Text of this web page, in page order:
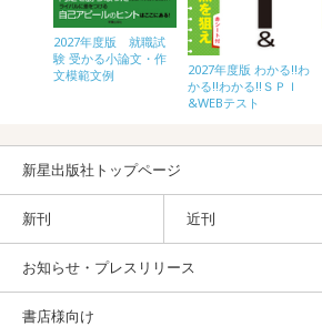
2027年度版 就職試
験 受かる小論文・作
文模範文例
2027年度版 わかる!!わ
かる!!わかる!!ＳＰＩ
&WEBテスト
新星出版社トップページ
新刊 近刊
お知らせ・プレスリリース
書店様向け